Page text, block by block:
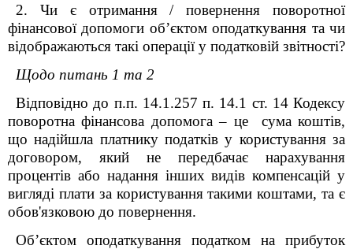
2. Чи є отримання / повернення поворотної
фінансової допомоги об’єктом оподаткування та чи
відображаються такі операції у податковій звітності?
Щодо питань 1 та 2
Відповідно до п.п. 14.1.257 п. 14.1 ст. 14 Кодексу
поворотна фінансова допомога – це сума коштів,
що надійшла платнику податків у користування за
договором, який не передбачає нарахування
процентів або надання інших видів компенсацій у
вигляді плати за користування такими коштами, та є
обов'язковою до повернення.
Об’єктом оподаткування податком на прибуток